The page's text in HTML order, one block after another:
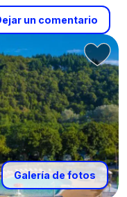
un comentario
Galería de fotos